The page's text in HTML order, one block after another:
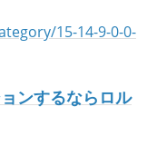
15-14-9-0-0-
ンするならロル